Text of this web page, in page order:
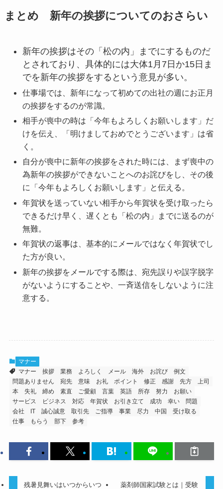
まとめ 新年の挨拶についてのおさらい
新年の挨拶はその「松の内」までにするものだ
とされており、具体的には大体1月7日か15日ま
でを新年の挨拶をするという意見が多い。
仕事場では、新年になって初めての出社の週にお正月
の挨拶をするのが常識。
相手が喪中の時は「今年もよろしくお願いします」だ
けを伝え、「明けましておめでとうございます」は省
く。
自分が喪中に新年の挨拶をされた時には、まず喪中の
為新年の挨拶ができないことへのお詫びをし、その後
に「今年もよろしくお願いします」と伝える。
年賀状を送っていない相手から年賀状を受け取ったら
できるだけ早く、遅くとも「松の内」までに送るのが
無難。
年賀状の返事は、基本的にメールではなく年賀状でし
た方が良い。
新年の挨拶をメールでする際は、宛先誤りや誤字脱字
がないようにすることや、一斉送信をしないように注
意する。
マナー
マナー
挨拶 業務 よろしく メール 海外 お詫び
例文
問題ありません
宛先 意味 お礼 ポイント 修正 感謝 先方
上司
本
失礼 締め 素直 ご愛顧 言葉 英語 所存 努力
お願い
サービス
ビジネス 対応 年賀状 お引き立て 成功 幸い
問題
会社
IT 誠心誠意 取引先 ご指導 事業 尽力 中国
受け取る
仕事
もらう 部下 参考
残暑見舞いはいつからいつ
薬剤師国家試験とは｜受験